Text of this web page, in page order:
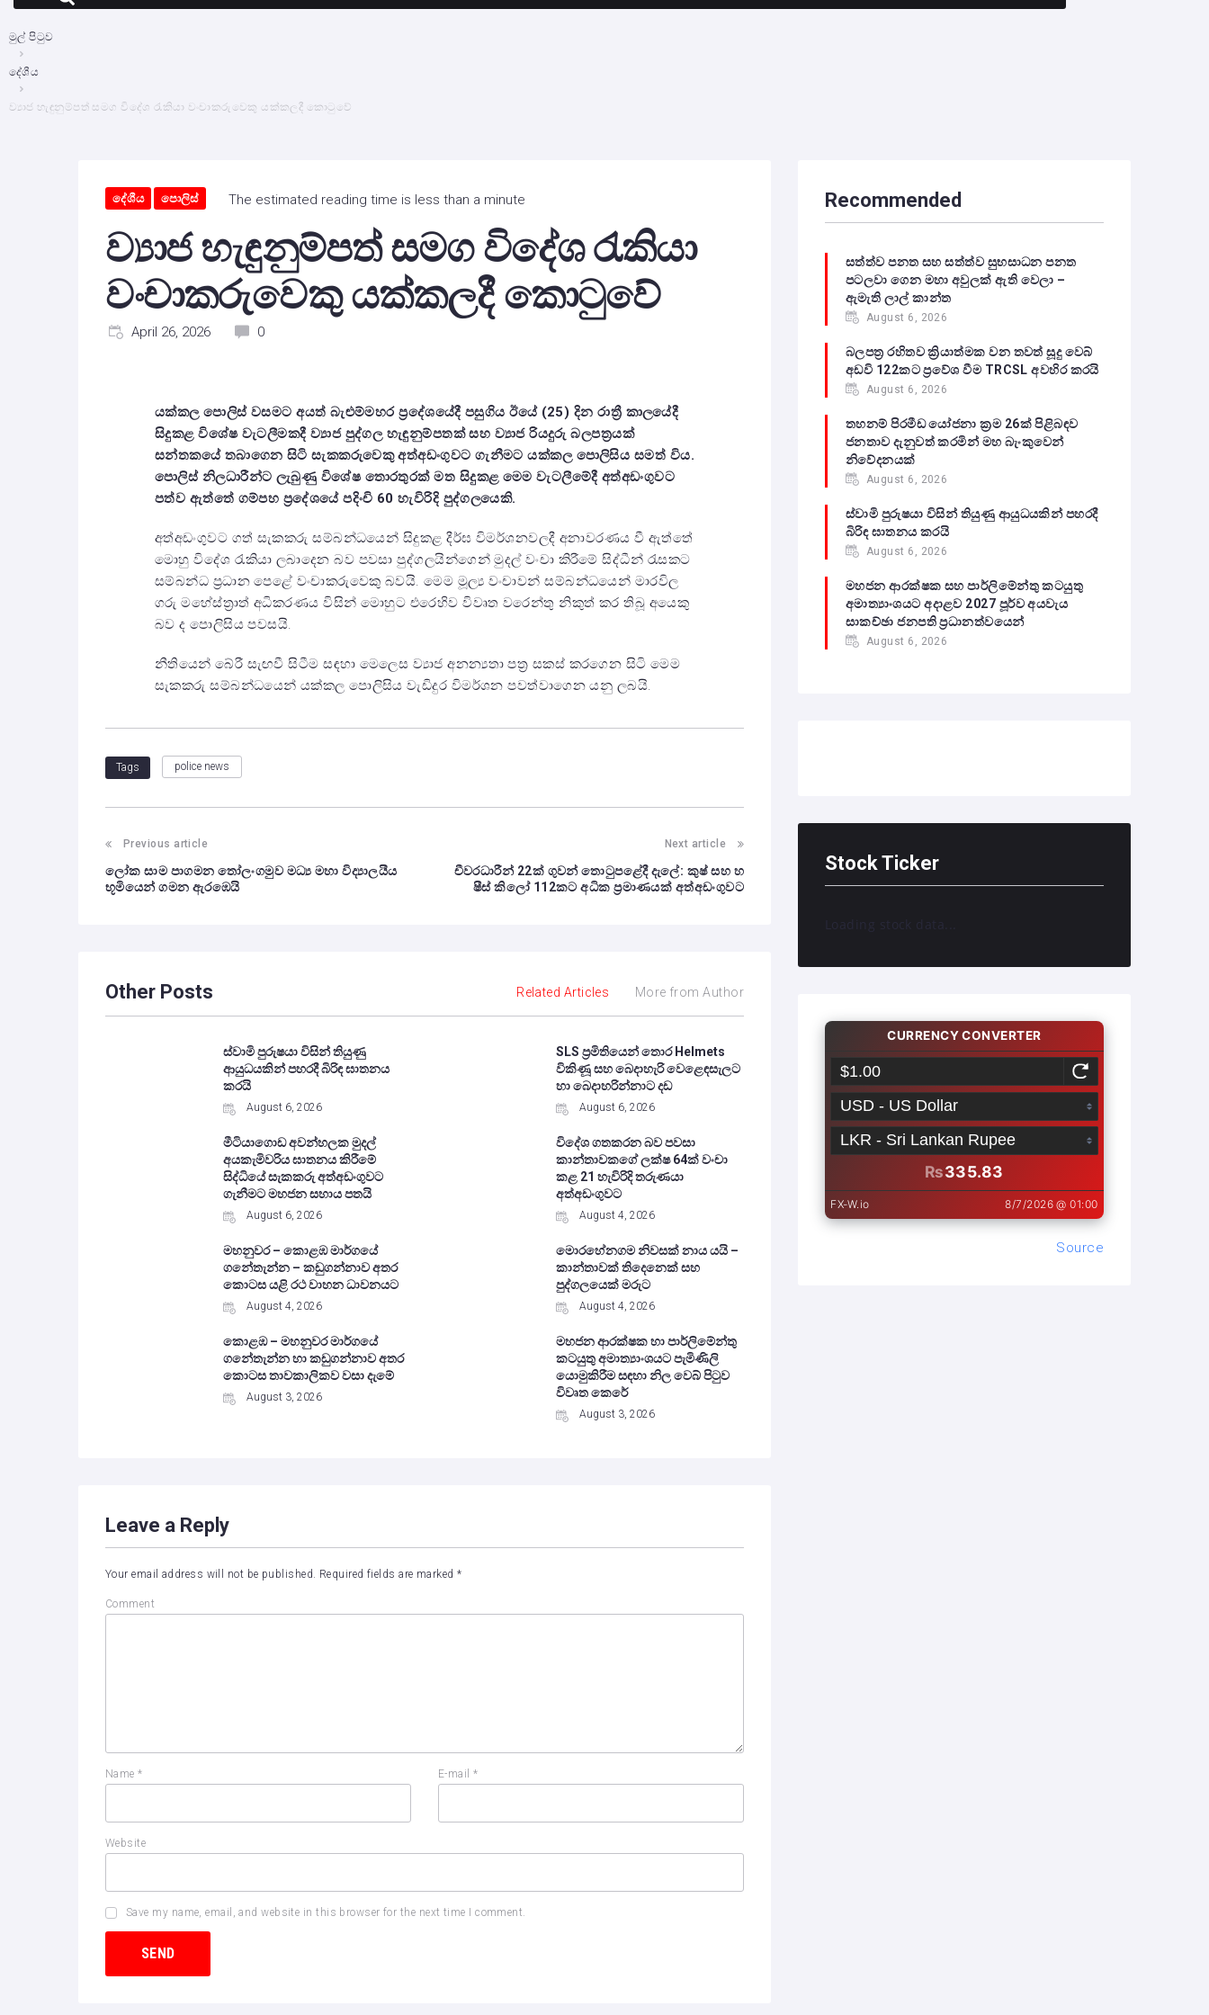
මුල් පිටුව
දේශීය
ව්‍යාජ හැඳුනුම්පත් සමග විදේශ රැකියා වංචාකරුවෙකු යක්කලදී කොටුවේ
දේශීය පොලිස් The estimated reading time is less than a minute
ව්‍යාජ හැඳුනුම්පත් සමග විදේශ රැකියා
වංචාකරුවෙකු යක්කලදී කොටුවේ
April 26, 2026 0
යක්කල පොලිස් වසමට අයත් බැළුම්මහර ප්‍රදේශයේදී පසුගිය ඊයේ (25) දින රාත්‍රී කාලයේදී
සිදුකළ විශේෂ වැටලීමකදී ව්‍යාජ පුද්ගල හැඳුනුම්පතක් සහ ව්‍යාජ රියදුරු බලපත්‍රයක්
සන්තකයේ තබාගෙන සිටි සැකකරුවෙකු අත්අඩංගුවට ගැනීමට යක්කල පොලිසිය සමත් විය.
පොලිස් නිලධාරීන්ට ලැබුණු විශේෂ තොරතුරක් මත සිදුකළ මෙම වැටලීමේදී අත්අඩංගුවට
පත්ව ඇත්තේ ගම්පහ ප්‍රදේශයේ පදිංචි 60 හැවිරිදි පුද්ගලයෙකි.
අත්අඩංගුවට ගත් සැකකරු සම්බන්ධයෙන් සිදුකළ දීර්ඝ විමර්ශනවලදී අනාවරණය වී ඇත්තේ
මොහු විදේශ රැකියා ලබාදෙන බව පවසා පුද්ගලයින්ගෙන් මුදල් වංචා කිරීමේ සිද්ධීන් රැසකට
සම්බන්ධ ප්‍රධාන පෙළේ වංචාකරුවෙකු බවයි. මෙම මූල්‍ය වංචාවන් සම්බන්ධයෙන් මාරවිල
ගරු මහේස්ත්‍රාත් අධිකරණය විසින් මොහුට එරෙහිව විවෘත වරෙන්තු නිකුත් කර තිබූ අයෙකු
බව ද පොලිසිය පවසයි.
නීතියෙන් බේරී සැඟවී සිටීම සඳහා මෙලෙස ව්‍යාජ අනන්‍යතා පත්‍ර සකස් කරගෙන සිටි මෙම
සැකකරු සම්බන්ධයෙන් යක්කල පොලිසිය වැඩිදුර විමර්ශන පවත්වාගෙන යනු ලබයි.
Tags police news
Post
navigation
Previous article
ලෝක සාම පාගමන තෝලංගමුව මධ්‍ය මහා විද්‍යාලයීය
භූමියෙන් ගමන ඇරඹෙයි
Next article
චීවරධාරීන් 22ක් ගුවන් තොටුපළේදී දැලේ: කුෂ් සහ හ
ෂීස් කිලෝ 112කට අධික ප්‍රමාණයක් අත්අඩංගුවට
Other Posts Related Articles More from Author
ස්වාමි පුරුෂයා විසින් තියුණු
ආයුධයකින් පහරදී බිරිඳ ඝාතනය
කරයි
August 6, 2026
SLS ප්‍රමිතියෙන් තොර Helmets
විකිණූ සහ බෙදාහැරි වෙළෙඳසැලට
හා බෙදාහරින්නාට දඩ
August 6, 2026
මීටියාගොඩ අවන්හලක මුදල්
අයකැමිවරිය ඝාතනය කිරීමේ
සිද්ධියේ සැකකරු අත්අඩංගුවට
ගැනීමට මහජන සහාය පතයි
August 6, 2026
විදේශ ගතකරන බව පවසා
කාන්තාවකගේ ලක්ෂ 64ක් වංචා
කළ 21 හැවිරිදි තරුණයා
අත්අඩංගුවට
August 4, 2026
මහනුවර – කොළඹ මාර්ගයේ
ගනේතැන්න – කඩුගන්නාව අතර
කොටස යළි රථ වාහන ධාවනයට
August 4, 2026
මොරහේනගම නිවසක් නාය යයි –
කාන්තාවක් තිදෙනෙක් සහ
පුද්ගලයෙක් මරුට
August 4, 2026
කොළඹ – මහනුවර මාර්ගයේ
ගනේතැන්න හා කඩුගන්නාව අතර
කොටස තාවකාලිකව වසා දැමේ
August 3, 2026
මහජන ආරක්ෂක හා පාර්ලිමේන්තු
කටයුතු අමාත්‍යාංශයට පැමිණිලි
යොමුකිරීම සඳහා නිල වෙබ් පිටුව
විවෘත කෙරේ
August 3, 2026
Leave a Reply
Your email address will not be published. Required fields are marked*
Comment
Name* E-mail*
Website
Save my name, email, and website in this browser for the next time I comment.
Recommended
සත්ත්ව පනත සහ සත්ත්ව සුභසාධන පනත
පටලවා ගෙන මහා අවුලක් ඇති වෙලා –
ඇමැති ලාල් කාන්ත
August 6, 2026
බලපත්‍ර රහිතව ක්‍රියාත්මක වන තවත් සූදු වෙබ්
අඩවි 122කට ප්‍රවේශ වීම TRCSL අවහිර කරයි
August 6, 2026
තහනම් පිරමීඩ යෝජනා ක්‍රම 26ක් පිළිබඳව
ජනතාව දැනුවත් කරමින් මහ බැංකුවෙන්
නිවේදනයක්
August 6, 2026
ස්වාමි පුරුෂයා විසින් තියුණු ආයුධයකින් පහරදී
බිරිඳ ඝාතනය කරයි
August 6, 2026
මහජන ආරක්ෂක සහ පාර්ලිමේන්තු කටයුතු
අමාත්‍යාංශයට අදාළව 2027 පූර්ව අයවැය
සාකච්ඡා ජනපති ප්‍රධානත්වයෙන්
August 6, 2026
Stock Ticker
Loading stock data...
Source